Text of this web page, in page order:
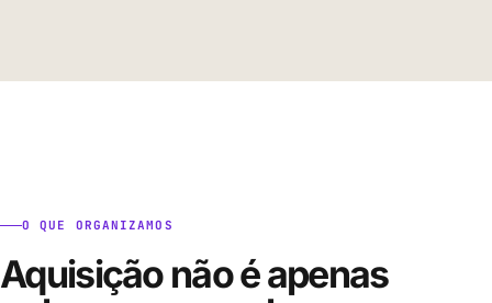
O QUE ORGANIZAMOS
Aquisição não é apenas